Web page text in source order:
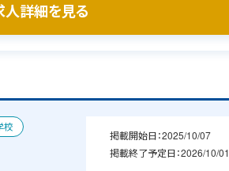
人詳細を見る
校
掲載開始日：2025/10/07
掲載終了予定日：2026/10/01